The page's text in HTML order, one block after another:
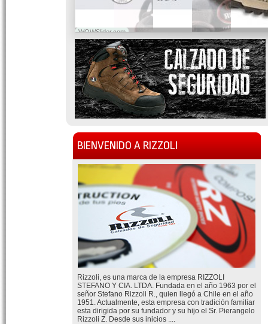
WOWSlider.com
BIENVENIDO A RIZZOLI
Rizzoli, es una marca de la empresa RIZZOLI
STEFANO Y CIA. LTDA. Fundada en el año 1963 por el
señor Stefano Rizzoli R., quien llegó a Chile en el año
1951. Actualmente, esta empresa con tradición familiar
esta dirigida por su fundador y su hijo el Sr. Pierangelo
Rizzoli Z. Desde sus inicios ....